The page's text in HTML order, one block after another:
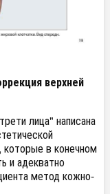
верхней
лица" написана
которые в конечном
и адекватно
метод кожно-